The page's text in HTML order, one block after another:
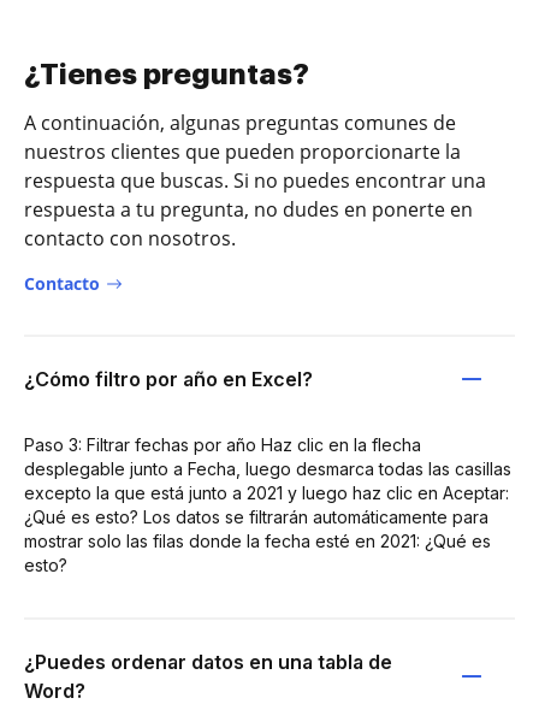
¿Tienes preguntas?
A continuación, algunas preguntas comunes de
nuestros clientes que pueden proporcionarte la
respuesta que buscas. Si no puedes encontrar una
respuesta a tu pregunta, no dudes en ponerte en
contacto con nosotros.
Contacto
¿Cómo filtro por año en Excel?
Paso 3: Filtrar fechas por año Haz clic en la flecha
desplegable junto a Fecha, luego desmarca todas las casillas
excepto la que está junto a 2021 y luego haz clic en Aceptar:
¿Qué es esto? Los datos se filtrarán automáticamente para
mostrar solo las filas donde la fecha esté en 2021: ¿Qué es
esto?
¿Puedes ordenar datos en una tabla de
Word?